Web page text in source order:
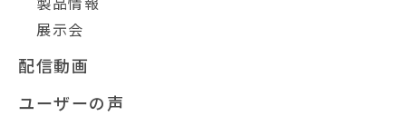
展示会
配信動画
ユーザーの声